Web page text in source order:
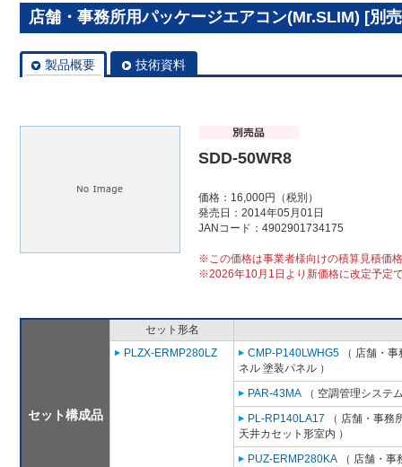
店舗・事務所用パッケージエアコン(Mr.SLIM) [別
製品概要 技術資料
SDD-50WR8
価格：16,000円（税別）
発売日：2014年05月01日
JANコード：4902901734175
※この価格は事業者様向けの積算見積価
※2026年10月1日より新価格に改定予定
セット構成品
セット形名
PLZX-ERMP280LZ
CMP-P140LWHG5 （ 店舗・
ネル 塗装パネル ）
PAR-43MA （ 空調管理システ
PL-RP140LA17 （ 店舗・事務
天井カセット形室内 ）
PUZ-ERMP280KA （ 店舗・